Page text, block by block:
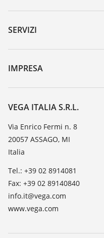
Downloads
Ricerca numero di serie
DTM Collection/PACTware
SERVIZI
Reso apparecchio
Seminari
TeamViewer
IMPRESA
VEGA, l'azienda
Contatto
Novità
Stampa
Blog
VEGA ITALIA S.R.L.
Via Enrico Fermi n. 8
20057 ASSAGO, MI
Italia
Tel.: +39 02 8914081
Fax: +39 02 89140840
info.it@vega.com
www.vega.com